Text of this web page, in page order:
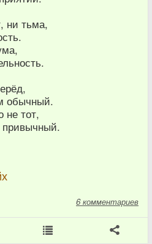
ни тьма,
обычный.
не тот,
привычный.
6 комментариев